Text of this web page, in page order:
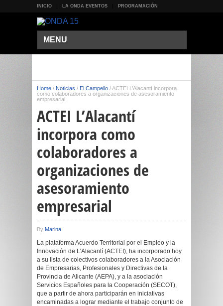
INICIO LA ONDA EVENTOS PROGRAMACIÓN
MENU
Home / Noticias / El Campello /ACTEI L’Alacantí incorpora
como colaboradores a organizaciones de asesoramiento
empresarial
ACTEI L’Alacantí
incorpora como
colaboradores a
organizaciones de
asesoramiento
empresarial
By Marina
La plataforma Acuerdo Territorial por el Empleo y la
Innovación de L’Alacantí (ACTEI), ha incorporado hoy
a su lista de colectivos colaboradores a la Asociación
de Empresarias, Profesionales y Directivas de la
Provincia de Alicante (AEPA), y a la asociación
Servicios Españoles para la Cooperación (SECOT),
que a partir de ahora participarán en iniciativas
encaminadas a lograr mediante el trabajo conjunto de